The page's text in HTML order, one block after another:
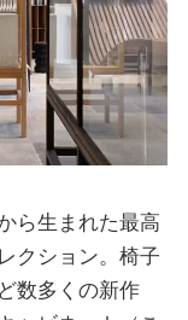
ら生まれた最高
クション。椅子
数多くの新作